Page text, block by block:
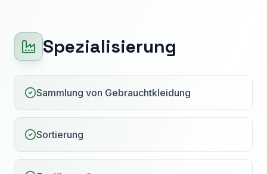
Spezialisierung
Sammlung von Gebrauchtkleidung
Sortierung